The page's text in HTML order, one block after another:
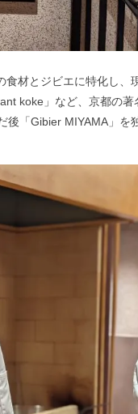
材とジビエに特化し、
koke」など、京都の
「Gibier MIYAMA」を